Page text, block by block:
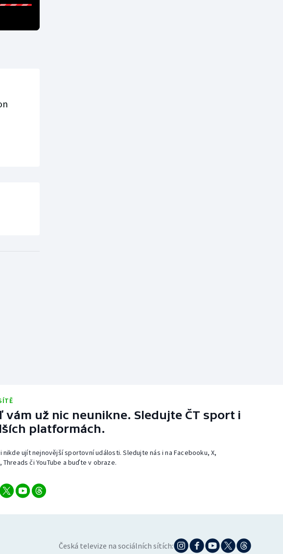
vám už nic neunikne. Sledujte ČT sport i
platformách.
nikde ujít nejnovější sportovní události. Sledujte nás i na Facebooku, X,
Threads či YouTube a buďte v obraze.
Česká televize na sociálních sítích: